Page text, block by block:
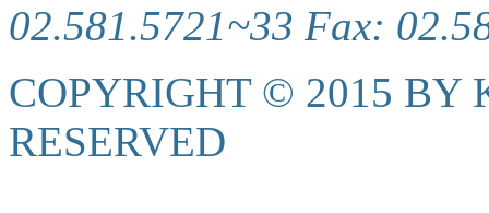
02.581.5721~33 Fax:
COPYRIGHT © 2015 BY
RESERVED